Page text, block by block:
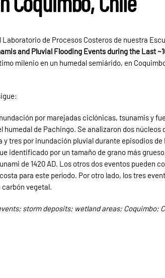
de Procesos Costeros de nuestra
and Pluvial Flooding Events during the Last
milenio en un humedal semiárido, en
por marejadas ciclónicas, tsunamis y
humedal de Pachingo. Se analizaron dos
tres por inundación pluvial durante episodios
identificado por un tamaño de grano más
de 1420 AD. Los otros dos eventos pueden
para este período. Por otro lado, los tres
carbón vegetal.
storm deposits; wetland areas; Coquimbo;